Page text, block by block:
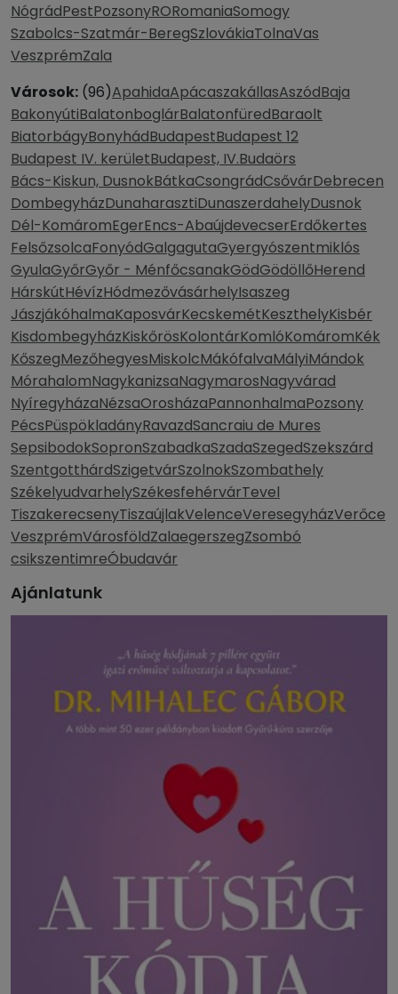
NógrádPestPozsonyRORomaniaSomogy
Szabolcs-Szatmár-BeregSzlovákiaTolnaVas
VeszprémZala
Városok: (96)ApahidaApácaszakállasAszódBaja
BakonyútiBalatonboglárBalatonfüredBaraolt
BiatorbágyBonyhádBudapestBudapest 12
Budapest IV. kerületBudapest, IV.Budaörs
Bács-Kiskun, DusnokBátkaCsongrádCsővárDebrecen
DombegyházDunaharasztiDunaszerdahelyDusnok
Dél-KomáromEgerEncs-AbaújdevecserErdőkertes
FelsőzsolcaFonyódGalgagutaGyergyószentmiklós
GyulaGyőrGyőr - MénfőcsanakGödGödöllőHerend
HárskútHévízHódmezővásárhelyIsaszeg
JászjákóhalmaKaposvárKecskemétKeszthelyKisbér
KisdombegyházKiskőrösKolontárKomlóKomáromKék
KőszegMezőhegyesMiskolcMákófalvaMályiMándok
MórahalomNagykanizsaNagymarosNagyvárad
NyíregyházaNézsaOrosházaPannonhalmaPozsony
PécsPüspökladányRavazdSancraiu de Mures
SepsibodokSopronSzabadkaSzadaSzegedSzekszárd
SzentgotthárdSzigetvárSzolnokSzombathely
SzékelyudvarhelySzékesfehérvárTevel
TiszakerecsenyTiszaújlakVelenceVeresegyházVerőce
VeszprémVárosföldZalaegerszegZsombó
csikszentimreÓbudavár
Ajánlatunk